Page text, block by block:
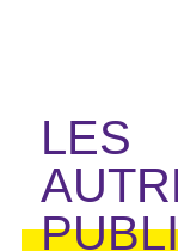
LES